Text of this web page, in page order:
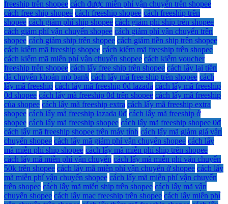
freeship trên shopee cách được miễn phí vận chuyển trên shopee
cách free ship shopee cách freeship shopee cách freeship trên
shopee cách giảm phí ship shopee cách giảm phí ship trên shopee
cách giảm phí vận chuyển shopee cách giảm phí vận chuyển trên
shopee cách giảm ship trên shopee cách giảm tiền ship trên shopee
cách kiếm mã freeship shopee cách kiếm mã freeship trên shopee
cách kiếm mã miễn phí vận chuyển shopee cách kiếm voucher
freeship trên shopee cách lấy free ship trên shopee cách lấy lại tiền
đã chuyển khoản mb bank cách lấy mã free ship trên shopee cách
lấy mã freeship cách lấy mã freeship 0đ lazada cách lấy mã freeship
0đ shopee cách lấy mã freeship 0đ trên shopee cách lấy mã freeship
của shopee cách lấy mã freeship extra cách lấy mã freeship extra
shopee cách lấy mã freeship lazada 0đ cách lấy mã freeship ở
shopee cách lấy mã freeship shopee cách lấy mã freeship shopee 0đ
cách lấy mã freeship shopee trên máy tính cách lấy mã giảm giá vận
chuyển shopee cách lấy mã giảm phí vận chuyển shopee cách lấy
mã miễn phí ship shopee cách lấy mã miễn phí ship trên shopee
cách lấy mã miễn phí vận chuyển cách lấy mã miễn phí vận chuyển
50k trên shopee cách lấy mã miễn phí vận chuyển ở shopee cách lấy
mã miễn phí vận chuyển shopee cách lấy mã miễn phí vận chuyển
trên shopee cách lấy mã miễn ship trên shopee cách lấy mã vận
chuyển shopee cách lấy mac freeship trên shopee cách lấy miễn phí